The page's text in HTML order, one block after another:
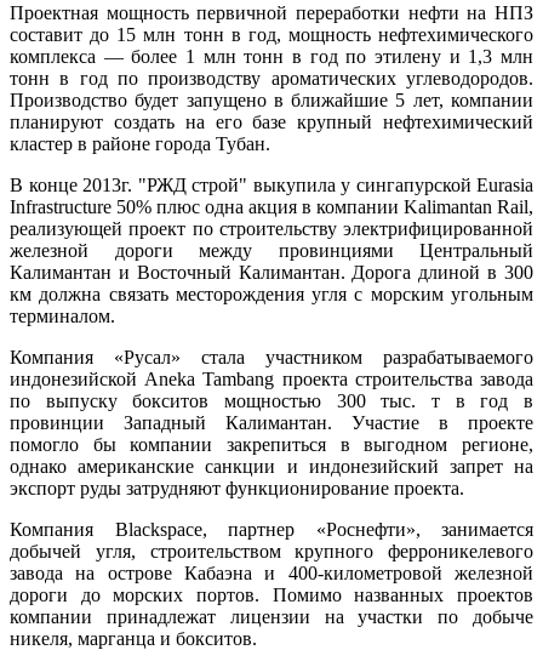
Проектная мощность первичной переработки нефти на НПЗ
составит до 15 млн тонн в год, мощность нефтехимического
комплекса — более 1 млн тонн в год по этилену и 1,3 млн
тонн в год по производству ароматических углеводородов.
Производство будет запущено в ближайшие 5 лет, компании
планируют создать на его базе крупный нефтехимический
кластер в районе города Тубан.
В конце 2013г. "РЖД строй" выкупила у сингапурской Eurasia
Infrastructure 50% плюс одна акция в компании Kalimantan Rail,
реализующей проект по строительству электрифицированной
железной дороги между провинциями Центральный
Калимантан и Восточный Калимантан. Дорога длиной в 300
км должна связать месторождения угля с морским угольным
терминалом.
Компания «Русал» стала участником разрабатываемого
индонезийской Aneka Tambang проекта строительства завода
по выпуску бокситов мощностью 300 тыс. т в год в
провинции Западный Калимантан. Участие в проекте
помогло бы компании закрепиться в выгодном регионе,
однако американские санкции и индонезийский запрет на
экспорт руды затрудняют функционирование проекта.
Компания Blackspace, партнер «Роснефти», занимается
добычей угля, строительством крупного ферроникелевого
завода на острове Кабаэна и 400-километровой железной
дороги до морских портов. Помимо названных проектов
компании принадлежат лицензии на участки по добыче
никеля, марганца и бокситов.